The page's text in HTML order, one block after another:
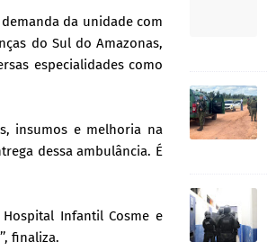
da unidade com
do Sul do Amazonas,
especialidades como
insumos e melhoria na
dessa ambulância. É
Infantil Cosme e
finaliza.